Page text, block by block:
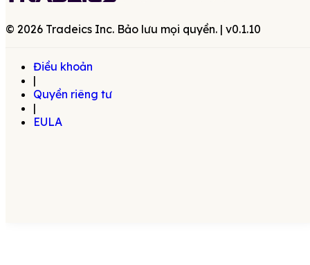
© 2026 Tradeics Inc. Bảo lưu mọi quyền. | v0.1.10
Điều khoản
|
Quyền riêng tư
|
EULA